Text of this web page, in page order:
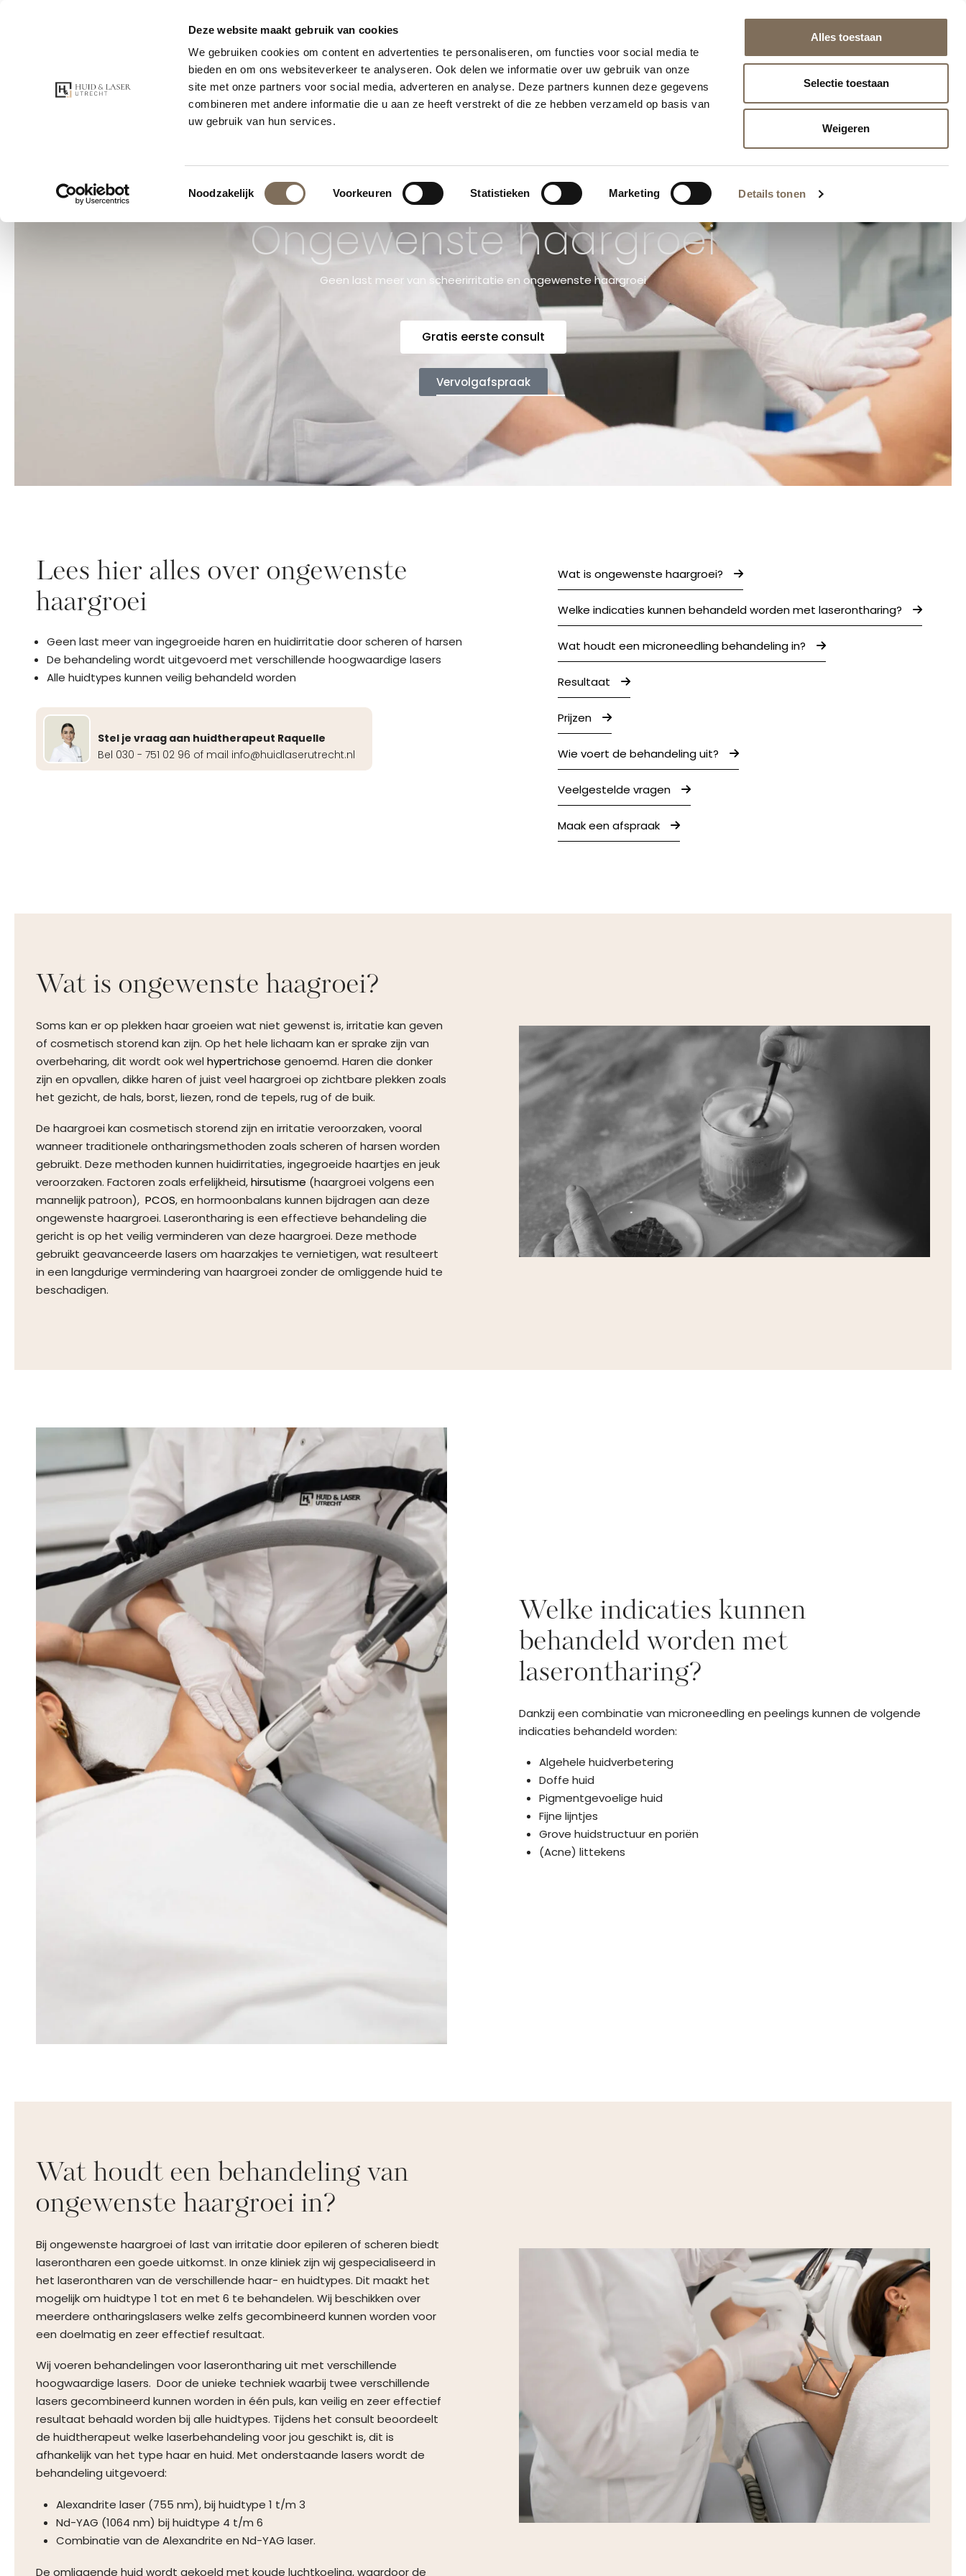
Deze website maakt gebruik van cookies
We gebruiken cookies om content en advertenties te personaliseren, om functies voor social media te
bieden en om ons websiteverkeer te analyseren. Ook delen we informatie over uw gebruik van onze
site met onze partners voor social media, adverteren en analyse. Deze partners kunnen deze gegevens
combineren met andere informatie die u aan ze heeft verstrekt of die ze hebben verzameld op basis van
uw gebruik van hun services.
Toestemmingsselectie
Noodzakelijk Voorkeuren Statistieken Marketing Details tonen
Alles toestaan
Selectie toestaan
Weigeren
GRATIS CONSULTBEHANDELINGENHUIDPROBLEMEN PRIJSLIJSTKLINIEKWEBSHOP
Ongewenste haargroei
Geen last meer van scheerirritatie en ongewenste haargroei
Gratis eerste consult
Vervolgafspraak
Lees hier alles over ongewenste
haargroei
Geen last meer van ingegroeide haren en huidirritatie door scheren of harsen
De behandeling wordt uitgevoerd met verschillende hoogwaardige lasers
Alle huidtypes kunnen veilig behandeld worden
Stel je vraag aan huidtherapeut Raquelle
Bel 030 - 751 02 96 of mail info@huidlaserutrecht.nl
Wat is ongewenste haargroei?
Welke indicaties kunnen behandeld worden met laserontharing?
Wat houdt een microneedling behandeling in?
Resultaat
Prijzen
Wie voert de behandeling uit?
Veelgestelde vragen
Maak een afspraak
Wat is ongewenste haagroei?
Soms kan er op plekken haar groeien wat niet gewenst is, irritatie kan geven
of cosmetisch storend kan zijn. Op het hele lichaam kan er sprake zijn van
overbeharing, dit wordt ook wel hypertrichose genoemd. Haren die donker
zijn en opvallen, dikke haren of juist veel haargroei op zichtbare plekken zoals
het gezicht, de hals, borst, liezen, rond de tepels, rug of de buik.
De haargroei kan cosmetisch storend zijn en irritatie veroorzaken, vooral
wanneer traditionele ontharingsmethoden zoals scheren of harsen worden
gebruikt. Deze methoden kunnen huidirritaties, ingegroeide haartjes en jeuk
veroorzaken. Factoren zoals erfelijkheid,hirsutisme (haargroei volgens een
mannelijk patroon), PCOS, en hormoonbalans kunnen bijdragen aan deze
ongewenste haargroei. Laserontharing is een effectieve behandeling die
gericht is op het veilig verminderen van deze haargroei. Deze methode
gebruikt geavanceerde lasers om haarzakjes te vernietigen, wat resulteert
in een langdurige vermindering van haargroei zonder de omliggende huid te
beschadigen.
Welke indicaties kunnen
behandeld worden met
laserontharing?
Dankzij een combinatie van microneedling en peelings kunnen de volgende
indicaties behandeld worden:
Algehele huidverbetering
Doffe huid
Pigmentgevoelige huid
Fijne lijntjes
Grove huidstructuur en poriën
(Acne) littekens
Wat houdt een behandeling van
ongewenste haargroei in?
Bij ongewenste haargroei of last van irritatie door epileren of scheren biedt
laserontharen een goede uitkomst. In onze kliniek zijn wij gespecialiseerd in
het laserontharen van de verschillende haar- en huidtypes. Dit maakt het
mogelijk om huidtype 1 tot en met 6 te behandelen. Wij beschikken over
meerdere ontharingslasers welke zelfs gecombineerd kunnen worden voor
een doelmatig en zeer effectief resultaat.
Wij voeren behandelingen voor laserontharing uit met verschillende
hoogwaardige lasers. Door de unieke techniek waarbij twee verschillende
lasers gecombineerd kunnen worden in één puls, kan veilig en zeer effectief
resultaat behaald worden bij alle huidtypes. Tijdens het consult beoordeelt
de huidtherapeut welke laserbehandeling voor jou geschikt is, dit is
afhankelijk van het type haar en huid. Met onderstaande lasers wordt de
behandeling uitgevoerd:
Alexandrite laser (755 nm), bij huidtype 1 t/m 3
Nd-YAG (1064 nm) bij huidtype 4 t/m 6
Combinatie van de Alexandrite en Nd-YAG laser.
De omliggende huid wordt gekoeld met koude luchtkoeling, waardoor de